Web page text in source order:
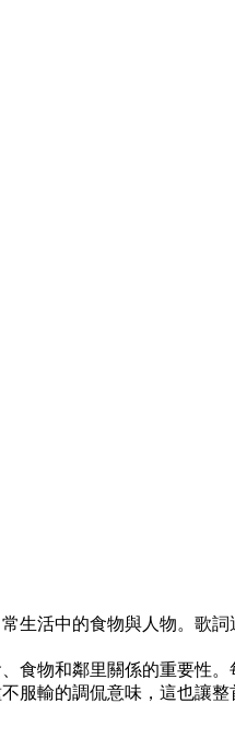
生活中的食物與人物。歌
食物和鄰里關係的重要性
服輸的調侃意味，這也讓整